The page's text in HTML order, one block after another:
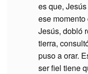
es que,
ese
Jesús, dobló
tierra,
puso a orar.
ser fiel tiene